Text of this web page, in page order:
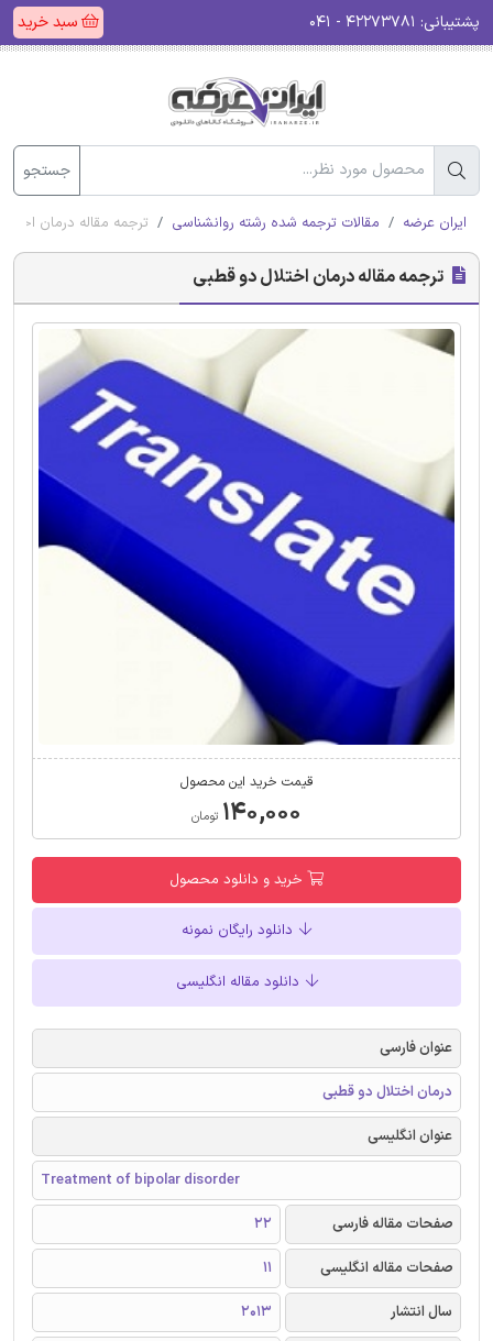
پشتیبانی: سبد خرید
جستجو
ایران عرضه مقالات ترجمه شده رشته روانشناسی ترجمه مقاله درمان
ترجمه مقاله درمان اختلال دو قطبی
قیمت خرید این محصول
۱۴۰,۰۰۰ تومان
خرید و دانلود محصول
دانلود رایگان نمونه
دانلود مقاله انگلیسی
عنوان فارسی
درمان اختلال دو قطبی
عنوان انگلیسی
Treatment of bipolar disorder
صفحات مقاله فارسی
22
صفحات مقاله انگلیسی
11
سال انتشار
2013